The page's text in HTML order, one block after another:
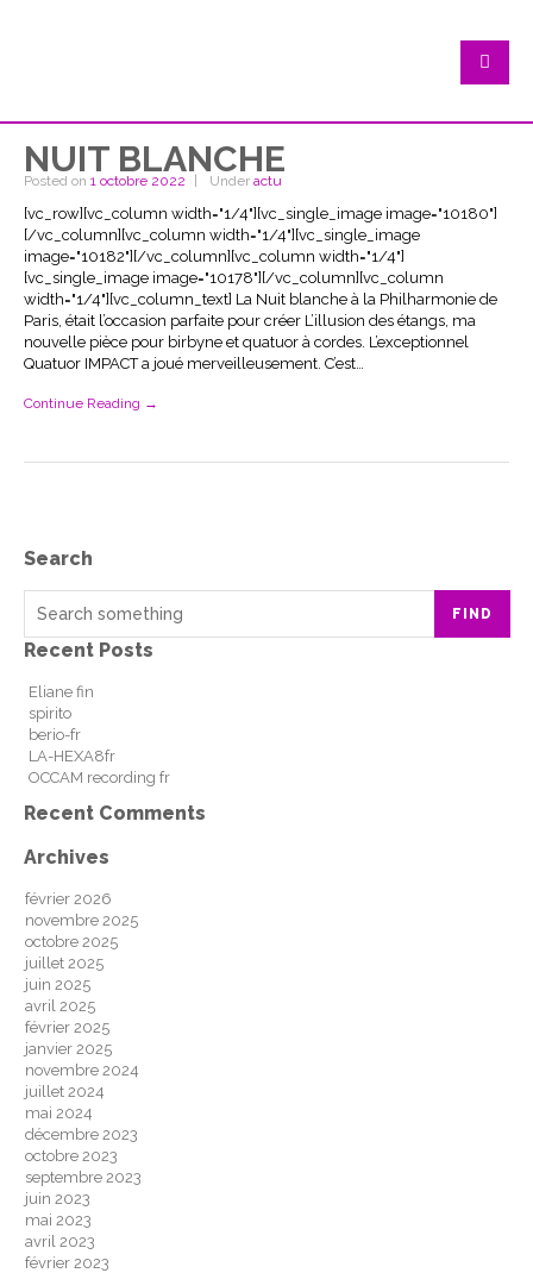
NUIT BLANCHE
Posted on 1 octobre 2022 Under actu
[vc_row][vc_column width="1/4"][vc_single_image image="10180"]
[/vc_column][vc_column width="1/4"][vc_single_image
image="10182"][/vc_column][vc_column width="1/4"]
[vc_single_image image="10178"][/vc_column][vc_column
width="1/4"][vc_column_text] La Nuit blanche à la Philharmonie de
Paris, était l’occasion parfaite pour créer L’illusion des étangs, ma
nouvelle pièce pour birbyne et quatuor à cordes. L’exceptionnel
Quatuor IMPACT a joué merveilleusement. C’est…
Continue Reading →
Search
FIND
Recent Posts
Eliane fin
spirito
berio-fr
LA-HEXA8fr
OCCAM recording fr
Recent Comments
Archives
février 2026
novembre 2025
octobre 2025
juillet 2025
juin 2025
avril 2025
février 2025
janvier 2025
novembre 2024
juillet 2024
mai 2024
décembre 2023
octobre 2023
septembre 2023
juin 2023
mai 2023
avril 2023
février 2023